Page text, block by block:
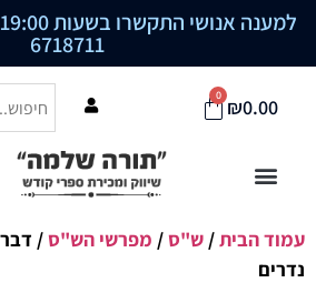
למענה אנושי התקשרו בשעות 09:00-19:00 לטלפון
6718711
₪0.00
0
עמוד הבית/ ש"ס/ מפרשי הש"ס/
נדרים